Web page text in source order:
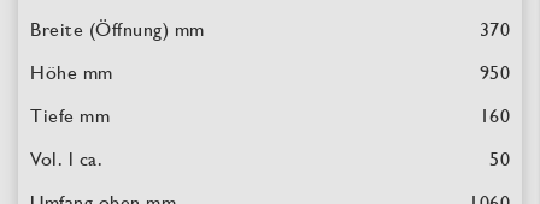
370
950
160
50